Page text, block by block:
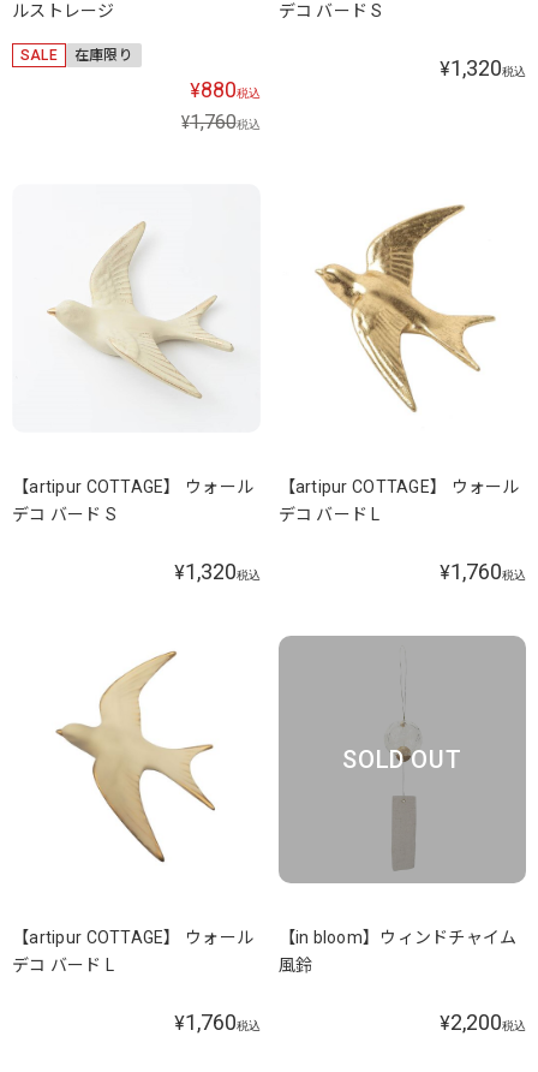
ルストレージ
SALE 在庫限り
¥880税込
¥1,760税込
デコ バード S
¥1,320税込
【artipur COTTAGE】 ウォール
デコ バード S
¥1,320税込
【artipur COTTAGE】 ウォール
デコ バード L
¥1,760税込
【artipur COTTAGE】 ウォール
デコ バード L
¥1,760税込
SOLD OUT
【in bloom】ウィンドチャイム
風鈴
¥2,200税込